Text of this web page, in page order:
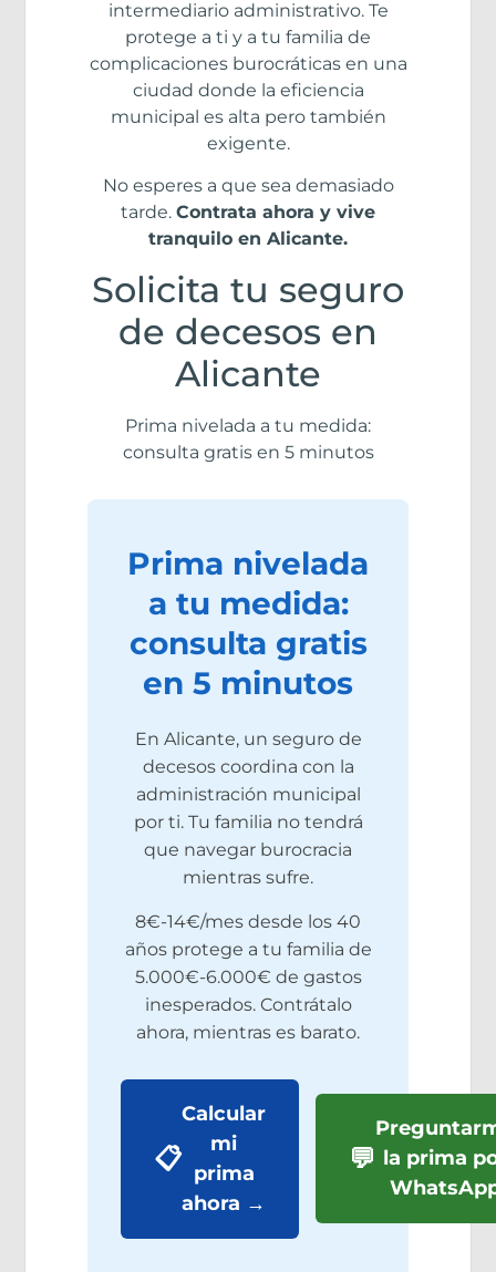
intermediario administrativo. Te
protege a ti y a tu familia de
complicaciones burocráticas en una
ciudad donde la eficiencia
municipal es alta pero también
exigente.
No esperes a que sea demasiado
tarde. Contrata ahora y vive
tranquilo en Alicante.
Solicita tu seguro
de decesos en
Alicante
Prima nivelada a tu medida:
consulta gratis en 5 minutos
Prima nivelada
a tu medida:
consulta gratis
en 5 minutos
En Alicante, un seguro de
decesos coordina con la
administración municipal
por ti. Tu familia no tendrá
que navegar burocracia
mientras sufre.
8€-14€/mes desde los 40
años protege a tu familia de
5.000€-6.000€ de gastos
inesperados. Contrátalo
ahora, mientras es barato.
📋
Calcular
mi
prima
ahora →
💬 la prima